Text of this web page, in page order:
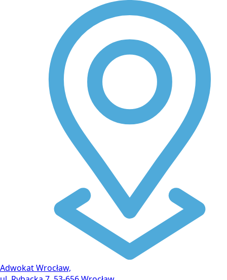
Adwokat Wrocław,